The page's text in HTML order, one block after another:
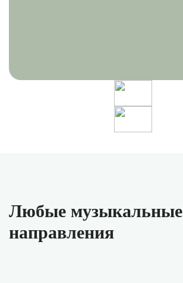
Любые музыкальные
направления